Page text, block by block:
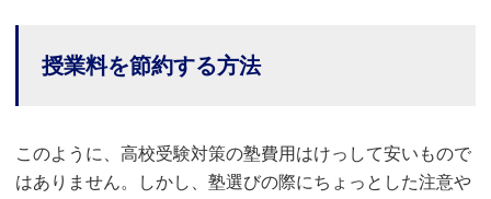
授業料を節約する方法
このように、高校受験対策の塾費用はけっして安いもので
はありません。しかし、塾選びの際にちょっとした注意や